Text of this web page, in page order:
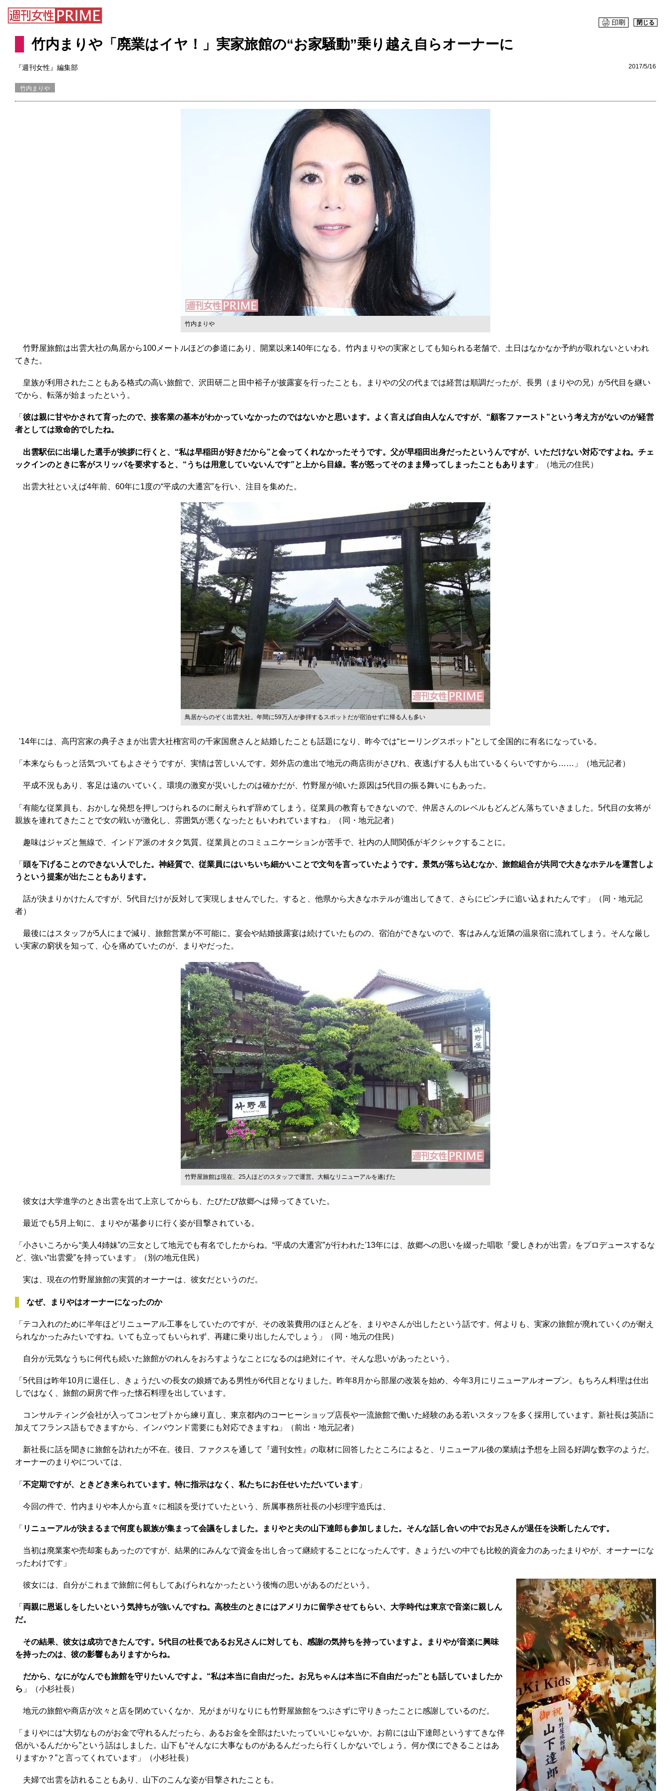
閉じる
竹内まりや「廃業はイヤ！」実家旅館の“お家騒動”乗り越え自らオーナーに
『週刊女性』編集部 2017/5/16
竹内まりや
竹内まりや
竹野屋旅館は出雲大社の鳥居から100メートルほどの参道にあり、開業以来140年になる。竹内まりやの実家としても知られる老舗で、土日はなかなか予約が取れないといわれ
てきた。
皇族が利用されたこともある格式の高い旅館で、沢田研二と田中裕子が披露宴を行ったことも。まりやの父の代までは経営は順調だったが、長男（まりやの兄）が5代目を継い
でから、転落が始まったという。
「 彼は親に甘やかされて育ったので、接客業の基本がわかっていなかったのではないかと思います。よく言えば自由人なんですが、“顧客ファースト”という考え方がないのが経営
者としては致命的でしたね。
出雲駅伝に出場した選手が挨拶に行くと、“私は早稲田が好きだから”と会ってくれなかったそうです。父が早稲田出身だったというんですが、いただけない対応ですよね。チェ
ックインのときに客がスリッパを要求すると、“うちは用意していないんです”と上から目線。客が怒ってそのまま帰ってしまったこともあります 」（地元の住民）
出雲大社といえば4年前、60年に1度の“平成の大遷宮”を行い、注目を集めた。
鳥居からのぞく出雲大社。年間に59万人が参拝するスポットだが宿泊せずに帰る人も多い
'14年には、高円宮家の典子さまが出雲大社権宮司の千家国麿さんと結婚したことも話題になり、昨今では“ヒーリングスポット”として全国的に有名になっている。
「本来ならもっと活気づいてもよさそうですが、実情は苦しいんです。郊外店の進出で地元の商店街がさびれ、夜逃げする人も出ているくらいですから……」（地元記者）
平成不況もあり、客足は遠のいていく。環境の激変が災いしたのは確かだが、竹野屋が傾いた原因は5代目の振る舞いにもあった。
「有能な従業員も、おかしな発想を押しつけられるのに耐えられず辞めてしまう。従業員の教育もできないので、仲居さんのレベルもどんどん落ちていきました。5代目の女将が
親族を連れてきたことで女の戦いが激化し、雰囲気が悪くなったともいわれていますね」（同・地元記者）
趣味はジャズと無線で、インドア派のオタク気質。従業員とのコミュニケーションが苦手で、社内の人間関係がギクシャクすることに。
「 頭を下げることのできない人でした。神経質で、従業員にはいちいち細かいことで文句を言っていたようです。景気が落ち込むなか、旅館組合が共同で大きなホテルを運営しよ
うという提案が出たこともあります。
話が決まりかけたんですが、5代目だけが反対して実現しませんでした。すると、他県から大きなホテルが進出してきて、さらにピンチに追い込まれたんです」（同・地元記
者）
最後にはスタッフが5人にまで減り、旅館営業が不可能に。宴会や結婚披露宴は続けていたものの、宿泊ができないので、客はみんな近隣の温泉宿に流れてしまう。そんな厳し
い実家の窮状を知って、心を痛めていたのが、まりやだった。
竹野屋旅館は現在、25人ほどのスタッフで運営。大幅なリニューアルを遂げた
彼女は大学進学のとき出雲を出て上京してからも、たびたび故郷へは帰ってきていた。
最近でも5月上旬に、まりやが墓参りに行く姿が目撃されている。
「小さいころから“美人4姉妹”の三女として地元でも有名でしたからね。“平成の大遷宮”が行われた'13年には、故郷への思いを綴った唱歌『愛しきわが出雲』をプロデュースするな
ど、強い“出雲愛”を持っています」（別の地元住民）
実は、現在の竹野屋旅館の実質的オーナーは、彼女だというのだ。
なぜ、まりやはオーナーになったのか
「テコ入れのために半年ほどリニューアル工事をしていたのですが、その改装費用のほとんどを、まりやさんが出したという話です。何よりも、実家の旅館が廃れていくのが耐え
られなかったみたいですね。いても立ってもいられず、再建に乗り出したんでしょう」（同・地元の住民）
自分が元気なうちに何代も続いた旅館がのれんをおろすようなことになるのは絶対にイヤ。そんな思いがあったという。
「5代目は昨年10月に退任し、きょうだいの長女の娘婿である男性が6代目となりました。昨年8月から部屋の改装を始め、今年3月にリニューアルオープン。もちろん料理は仕出
しではなく、旅館の厨房で作った懐石料理を出しています。
コンサルティング会社が入ってコンセプトから練り直し、東京都内のコーヒーショップ店長や一流旅館で働いた経験のある若いスタッフを多く採用しています。新社長は英語に
加えてフランス語もできますから、インバウンド需要にも対応できますね」（前出・地元記者）
新社長に話を聞きに旅館を訪れたが不在。後日、ファクスを通して『週刊女性』の取材に回答したところによると、リニューアル後の業績は予想を上回る好調な数字のようだ。
オーナーのまりやについては、
「 不定期ですが、ときどき来られています。特に指示はなく、私たちにお任せいただいています 」
今回の件で、竹内まりや本人から直々に相談を受けていたという、所属事務所社長の小杉理宇造氏は、
「 リニューアルが決まるまで何度も親族が集まって会議をしました。まりやと夫の山下達郎も参加しました。そんな話し合いの中でお兄さんが退任を決断したんです。
当初は廃業案や売却案もあったのですが、結果的にみんなで資金を出し合って継続することになったんです。きょうだいの中でも比較的資金力のあったまりやが、オーナーにな
ったわけです」
彼女には、自分がこれまで旅館に何もしてあげられなかったという後悔の思いがあるのだという。
「 両親に恩返しをしたいという気持ちが強いんですね。高校生のときにはアメリカに留学させてもらい、大学時代は東京で音楽に親しん
だ。
その結果、彼女は成功できたんです。5代目の社長であるお兄さんに対しても、感謝の気持ちを持っていますよ。まりやが音楽に興味
を持ったのは、彼の影響もありますからね。
だから、なにがなんでも旅館を守りたいんですよ。“私は本当に自由だった。お兄ちゃんは本当に不自由だった”とも話していましたか
ら 」（小杉社長）
地元の旅館や商店が次々と店を閉めていくなか、兄がまがりなりにも竹野屋旅館をつぶさずに守りきったことに感謝しているのだ。
「まりやには“大切なものがお金で守れるんだったら、あるお金を全部はたいたっていいじゃないか。お前には山下達郎というすてきな伴
侶がいるんだから”という話はしました。山下も“そんなに大事なものがあるんだったら行くしかないでしょう。何か僕にできることはあ
りますか？”と言ってくれています」（小杉社長）
夫婦で出雲を訪れることもあり、山下のこんな姿が目撃されたことも。